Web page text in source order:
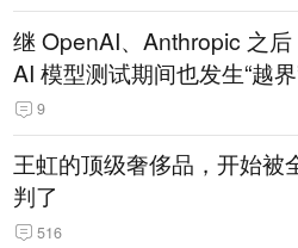
继 OpenAI、Anthropic 之
AI 模型测试期间也发生“越
9
王虹的顶级奢侈品，开始被
判了
516